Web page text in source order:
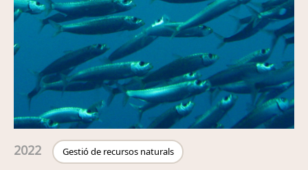
2022 Gestió de recursos naturals